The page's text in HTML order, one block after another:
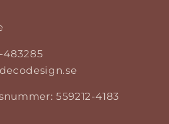
483285
559212-4183